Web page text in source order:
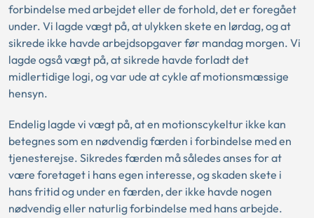
forbindelse med arbejdet eller de forhold, det er foregået
under. Vi lagde vægt på, at ulykken skete en lørdag, og at
sikrede ikke havde arbejdsopgaver før mandag morgen. Vi
lagde også vægt på, at sikrede havde forladt det
midlertidige logi, og var ude at cykle af motionsmæssige
hensyn.
Endelig lagde vi vægt på, at en motionscykeltur ikke kan
betegnes som en nødvendig færden i forbindelse med en
tjenesterejse. Sikredes færden må således anses for at
være foretaget i hans egen interesse, og skaden skete i
hans fritid og under en færden, der ikke havde nogen
nødvendig eller naturlig forbindelse med hans arbejde.